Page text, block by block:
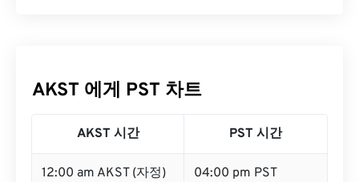
AKST 에게 PST 차트
AKST 시간 PST 시간
12:00 am AKST (자정) 04:00 pm PST